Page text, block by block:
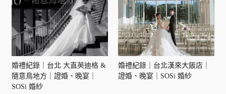
婚禮紀錄｜台北 大直英迪格 &
隨意鳥地方｜證婚、晚宴｜
SOSi 婚紗
婚禮紀錄｜台北漢來大飯店｜
證婚、晚宴｜SOSi 婚紗